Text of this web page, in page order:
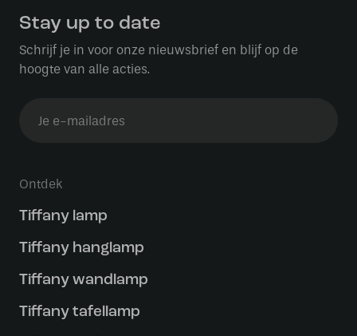
Stay up to date
Schrijf je in voor onze nieuwsbrief en blijf op de
hoogte van alle acties.
Ontdek
Tiffany lamp
Tiffany hanglamp
Tiffany wandlamp
Tiffany tafellamp